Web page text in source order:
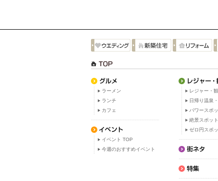
ラーメン
ランチ
カフェ
イベント TOP
今週のおすすめイベント
レジャー・
日帰り温泉
パワースポ
絶景スポット
ゼロ円スポ